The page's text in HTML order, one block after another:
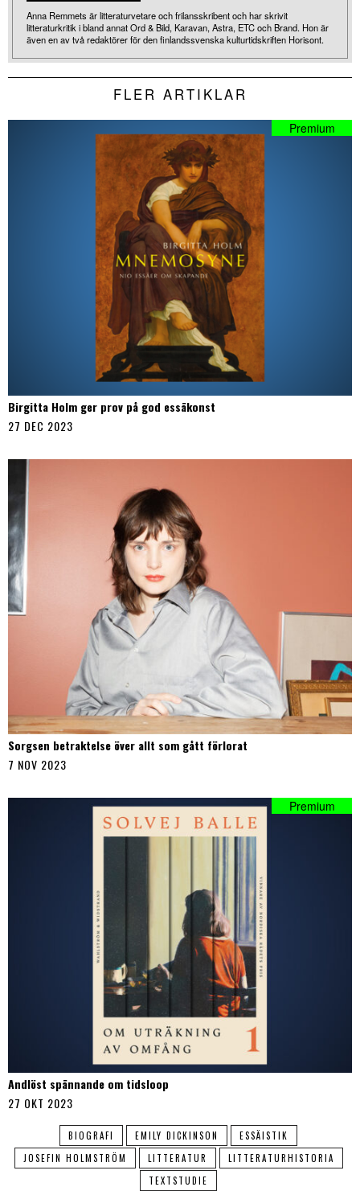
Anna Remmets är litteraturvetare och frilansskribent och har skrivit
litteraturkritik i bland annat Ord & Bild, Karavan, Astra, ETC och Brand. Hon är
även en av två redaktörer för den finlandssvenska kulturtidskriften Horisont.
FLER ARTIKLAR
Birgitta Holm ger prov på god essäkonst
27 DEC 2023
Sorgsen betraktelse över allt som gått förlorat
7 NOV 2023
Andlöst spännande om tidsloop
27 OKT 2023
BIOGRAFI EMILY DICKINSON
ESSÄISTIK
JOSEFIN HOLMSTRÖM
LITTERATUR
LITTERATURHISTORIA
TEXTSTUDIE